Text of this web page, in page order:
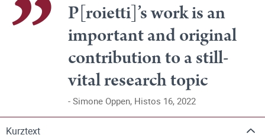
P[roietti]’s work is an
important and original
contribution to a still-
vital research topic
Simone Oppen, Histos 16, 2022
Kurztext